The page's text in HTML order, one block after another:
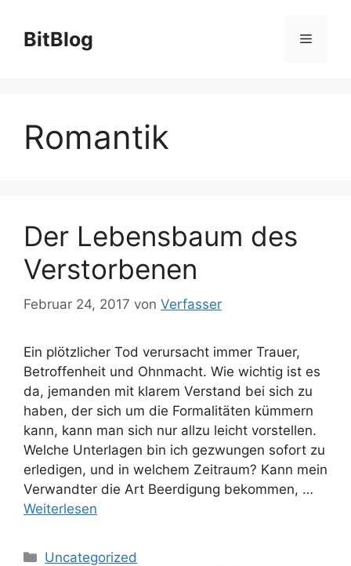
Inhalt
springen
BitBlog Menü
Romantik
Der Lebensbaum des
Verstorbenen
Februar 24, 2017 von Verfasser
Ein plötzlicher Tod verursacht immer Trauer,
Betroffenheit und Ohnmacht. Wie wichtig ist es
da, jemanden mit klarem Verstand bei sich zu
haben, der sich um die Formalitäten kümmern
kann, kann man sich nur allzu leicht vorstellen.
Welche Unterlagen bin ich gezwungen sofort zu
erledigen, und in welchem Zeitraum? Kann mein
Verwandter die Art Beerdigung bekommen, …
Weiterlesen
Kategorien
Uncategorized